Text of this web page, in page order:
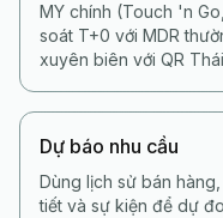
MY chính (Touch 'n
soát T+0 với MDR
xuyên biên với QR
Dự báo nhu cầu
Dùng lịch sử bán
tiết và sự kiện để dự